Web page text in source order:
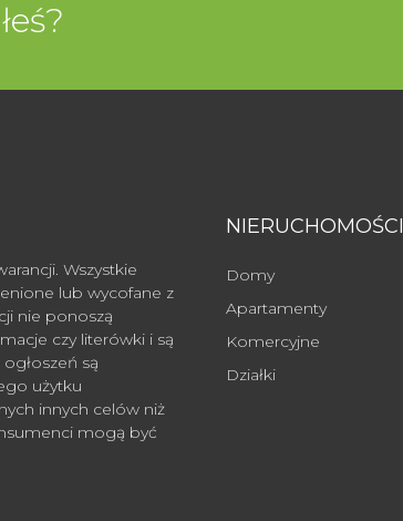
Wszystkie
lub wycofane z
nie ponoszą
czy literówki i są
są
użytku
innych celów niż
mogą być
NIERUCHOMOŚCI
Domy
Apartamenty
Komercyjne
Działki